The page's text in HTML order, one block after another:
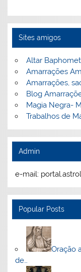
Sites amigos
Altar
Amarrações
Amarrações,
Blog
Magia Negra-
Trabalhos de
Admin
e-mail:
Popular Posts
Oração
de…